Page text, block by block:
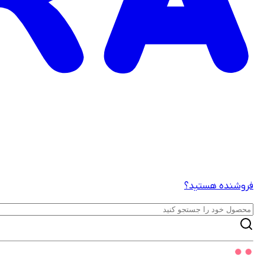
فروشنده هستید؟